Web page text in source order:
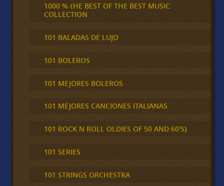
1000 % tHE BEST OF THE BEST MUSIC
COLLECTION
101 BALADAS DE LUJO
101 BOLEROS
101 MEJORES BOLEROS
101 MEJORES CANCIONES ITALIANAS
101 ROCK N ROLL OLDIES OF 50 AND 60'S}
101 SERIES
101 STRINGS ORCHESTRA